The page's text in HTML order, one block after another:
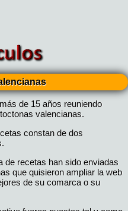
de 15 años reuniendo
valencianas.
constan de dos
de recetas han sido enviadas
que quisieron ampliar la web
de su comarca o su